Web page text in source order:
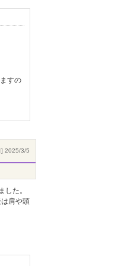
すの
] 2025/3/5
た。
肩や頭